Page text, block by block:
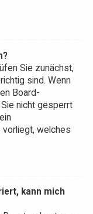
Sie zunächst,
sind. Wenn
Board-
nicht gesperrt
welches
kann mich